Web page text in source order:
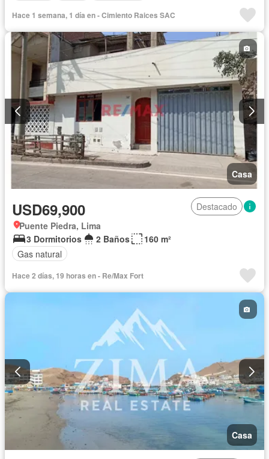
Hace 1 semana, 1 día en - Cimiento Raices SAC
Casa
USD69,900
Destacado
Puente Piedra, Lima
3 Dormitorios
2 Baños
160 m²
Gas natural
Hace 2 días, 19 horas en - Re/Max Fort
Casa